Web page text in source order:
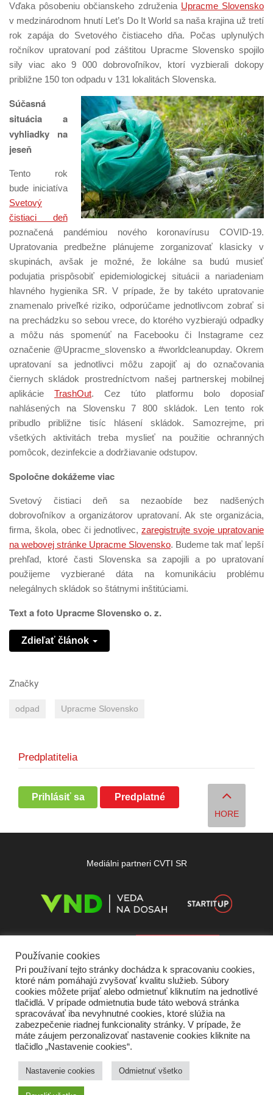
Vďaka pôsobeniu občianskeho združenia Upracme Slovensko
v medzinárodnom hnutí Let’s Do It World sa naša krajina už tretí
rok zapája do Svetového čistiaceho dňa. Počas uplynulých
ročníkov upratovaní pod záštitou Upracme Slovensko spojilo
sily viac ako 9 000 dobrovoľníkov, ktorí vyzbierali dokopy
približne 150 ton odpadu v 131 lokalitách Slovenska.
Súčasná
situácia a
vyhliadky na
jeseň
Tento rok
bude iniciatíva
Svetový
čistiaci deň
poznačená pandémiou nového koronavírusu COVID-19.
Upratovania predbežne plánujeme zorganizovať klasicky v
skupinách, avšak je možné, že lokálne sa budú musieť
podujatia prispôsobiť epidemiologickej situácii a nariadeniam
hlavného hygienika SR. V prípade, že by takéto upratovanie
znamenalo priveľké riziko, odporúčame jednotlivcom zobrať si
na prechádzku so sebou vrece, do ktorého vyzbierajú odpadky
a môžu nás spomenúť na Facebooku či Instagrame cez
označenie @Upracme_slovensko a #worldcleanupday. Okrem
upratovaní sa jednotlivci môžu zapojiť aj do označovania
čiernych skládok prostredníctvom našej partnerskej mobilnej
aplikácie TrashOut. Cez túto platformu bolo doposiaľ
nahlásených na Slovensku 7 800 skládok. Len tento rok
pribudlo približne tisíc hlásení skládok. Samozrejme, pri
všetkých aktivitách treba myslieť na použitie ochranných
pomôcok, dezinfekcie a dodržiavanie odstupov.
Spoločne dokážeme viac
Svetový čistiaci deň sa nezaobíde bez nadšených
dobrovoľníkov a organizátorov upratovaní. Ak ste organizácia,
firma, škola, obec či jednotlivec, zaregistrujte svoje upratovanie
na webovej stránke Upracme Slovensko. Budeme tak mať lepší
prehľad, ktoré časti Slovenska sa zapojili a po upratovaní
použijeme vyzbierané dáta na komunikáciu problému
nelegálnych skládok so štátnymi inštitúciami.
Text a foto Upracme Slovensko o. z.
Zdieľať článok
Značky
odpad Upracme Slovensko
Predplatitelia
Prihlásiť sa Predplatné
HORE
Mediálni partneri CVTI SR
Domov O nás Kontakt Vydavateľ
Podmienky používania
Ochrana súkromia Štatút súťaží
Partneri
RSS Sitemap
Používanie cookies
Pri používaní tejto stránky dochádza k spracovaniu cookies,
ktoré nám pomáhajú zvyšovať kvalitu služieb. Súbory
cookies môžete prijať alebo odmietnuť kliknutím na jednotlivé
tlačidlá. V prípade odmietnutia bude táto webová stránka
spracovávať iba nevyhnutné cookies, ktoré slúžia na
zabezpečenie riadnej funkcionality stránky. V prípade, že
máte záujem perzonalizovať nastavenie cookies kliknite na
tlačidlo „Nastavenie cookies“.
Nastavenie cookies Odmietnuť všetko